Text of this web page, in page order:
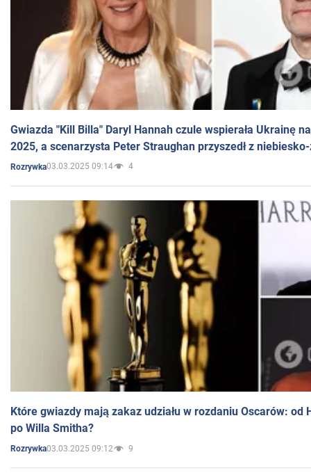
Gwiazda "Kill Billa" Daryl Hannah czule wspierała Ukrainę
2025, a scenarzysta Peter Straughan przyszedł z
Rozrywka03.03.2025 09:14 4
Które gwiazdy mają zakaz udziału w rozdaniu Oscarów: od
po Willa Smitha?
Rozrywka03.03.2025 09:12 9